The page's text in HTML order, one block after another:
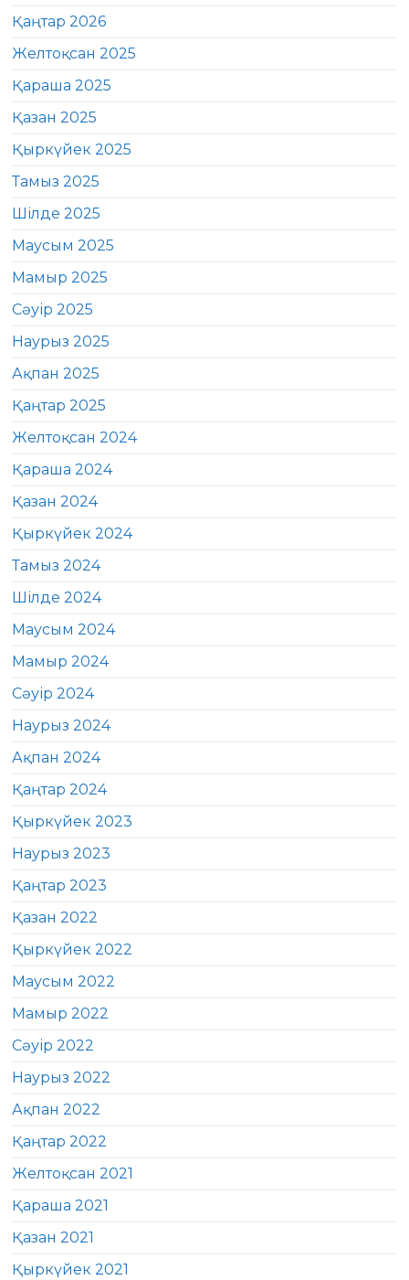
Қаңтар 2026
Желтоқсан 2025
Қараша 2025
Қазан 2025
Қыркүйек 2025
Тамыз 2025
Шілде 2025
Маусым 2025
Мамыр 2025
Сәуір 2025
Наурыз 2025
Ақпан 2025
Қаңтар 2025
Желтоқсан 2024
Қараша 2024
Қазан 2024
Қыркүйек 2024
Тамыз 2024
Шілде 2024
Маусым 2024
Мамыр 2024
Сәуір 2024
Наурыз 2024
Ақпан 2024
Қаңтар 2024
Қыркүйек 2023
Наурыз 2023
Қаңтар 2023
Қазан 2022
Қыркүйек 2022
Маусым 2022
Мамыр 2022
Сәуір 2022
Наурыз 2022
Ақпан 2022
Қаңтар 2022
Желтоқсан 2021
Қараша 2021
Қазан 2021
Қыркүйек 2021